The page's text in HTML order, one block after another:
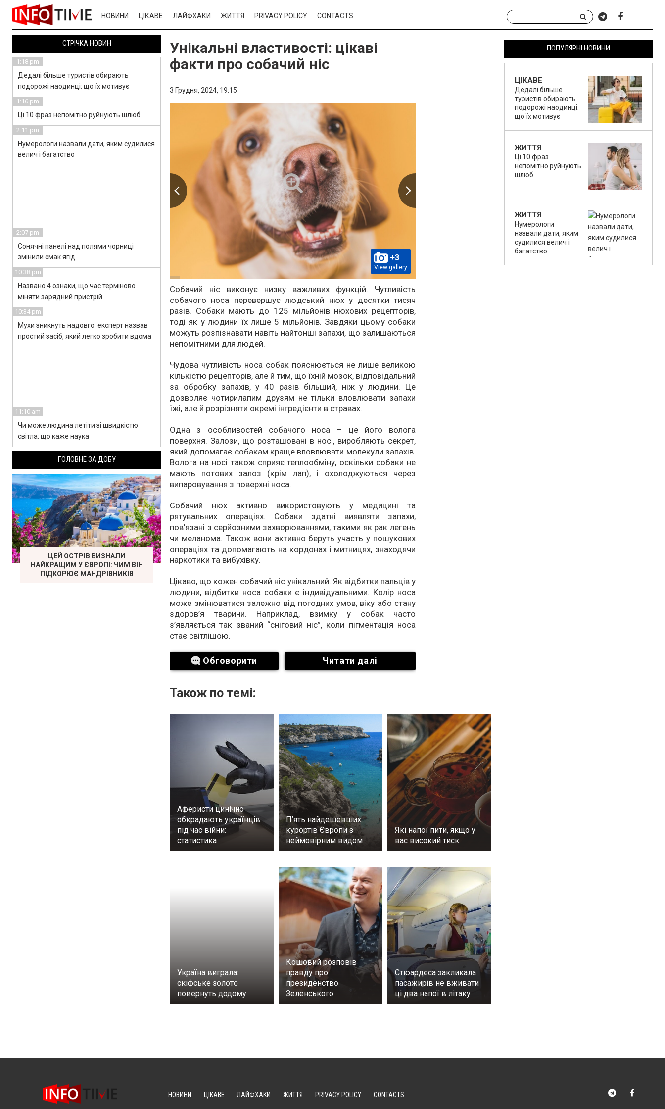
НОВИНИ ЦІКАВЕ ЛАЙФХАКИ ЖИТТЯ PRIVACY POLICY CONTACTS
Унікальні властивості: цікаві
факти про собачий ніс
3 Грудня, 2024, 19:15
+3
View gallery
Собачий ніс виконує низку важливих функцій. Чутливість
собачого носа перевершує людський нюх у десятки тисяч
разів. Собаки мають до 125 мільйонів нюхових рецепторів,
тоді як у людини їх лише 5 мільйонів. Завдяки цьому собаки
можуть розпізнавати навіть найтонші запахи, що залишаються
непомітними для людей.
Чудова чутливість носа собак пояснюється не лише великою
кількістю рецепторів, але й тим, що їхній мозок, відповідальний
за обробку запахів, у 40 разів більший, ніж у людини. Це
дозволяє чотирилапим друзям не тільки вловлювати запахи
їжі, але й розрізняти окремі інгредієнти в стравах.
Одна з особливостей собачого носа – це його волога
поверхня. Залози, що розташовані в носі, виробляють секрет,
який допомагає собакам краще вловлювати молекули запахів.
Волога на носі також сприяє теплообміну, оскільки собаки не
мають потових залоз (крім лап), і охолоджуються через
випаровування з поверхні носа.
Собачий нюх активно використовують у медицині та
рятувальних операціях. Собаки здатні виявляти запахи,
пов’язані з серйозними захворюваннями, такими як рак легень
чи меланома. Також вони активно беруть участь у пошукових
операціях та допомагають на кордонах і митницях, знаходячи
наркотики та вибухівку.
Цікаво, що кожен собачий ніс унікальний. Як відбитки пальців у
людини, відбитки носа собаки є індивідуальними. Колір носа
може змінюватися залежно від погодних умов, віку або стану
здоров’я тварини. Наприклад, взимку у собак часто
з’являється так званий “сніговий ніс”, коли пігментація носа
стає світлішою.
Обговорити Читати далі
Також по темі:
Аферисти цинічно
обкрадають українців
під час війни:
статистика
П’ять найдешевших
курортів Європи з
неймовірним видом
Які напої пити, якщо у
вас високий тиск
Україна виграла:
скіфське золото
повернуть додому
Кошовий розповів
правду про
президенство
Зеленського
Стюардеса закликала
пасажирів не вживати
ці два напої в літаку
ПОПУЛЯРНІ НОВИНИ
ЦІКАВЕ
Дедалі більше
туристів обирають
подорожі наодинці:
що їх мотивує
ЖИТТЯ
Ці 10 фраз
непомітно руйнують
шлюб
ЖИТТЯ
Нумерологи
назвали дати, яким
судилися велич і
багатство
СТРІЧКА НОВИН
1:18 pm
Дедалі більше туристів обирають
подорожі наодинці: що їх мотивує
1:16 pm
Ці 10 фраз непомітно руйнують шлюб
2:11 pm
Нумерологи назвали дати, яким судилися
велич і багатство
2:07 pm
Сонячні панелі над полями чорниці
змінили смак ягід
10:38 pm
Названо 4 ознаки, що час терміново
міняти зарядний пристрій
10:34 pm
Мухи зникнуть надовго: експерт назвав
простий засіб, який легко зробити вдома
11:10 am
Чи може людина летіти зі швидкістю
світла: що каже наука
ГОЛОВНЕ ЗА ДОБУ
ЦЕЙ ОСТРІВ ВИЗНАЛИ
НАЙКРАЩИМ У ЄВРОПІ: ЧИМ ВІН
ПІДКОРЮЄ МАНДРІВНИКІВ
НОВИНИ ЦІКАВЕ ЛАЙФХАКИ ЖИТТЯ PRIVACY POLICY CONTACTS